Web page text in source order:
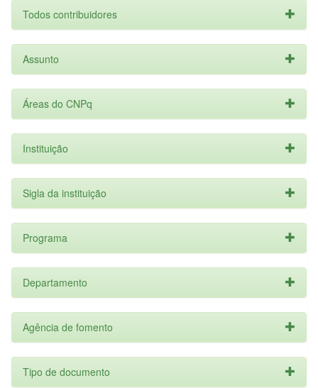
Todos contribuidores
Assunto
Áreas do CNPq
Instituição
Sigla da instituição
Programa
Departamento
Agência de fomento
Tipo de documento